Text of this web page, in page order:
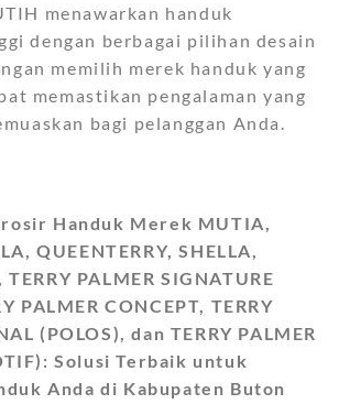
menawarkan handuk
dengan berbagai pilihan desain
memilih merek handuk yang
memastikan pengalaman yang
bagi pelanggan Anda.
Handuk Merek MUTIA,
QUEENTERRY, SHELLA,
TERRY PALMER SIGNATURE
PALMER CONCEPT, TERRY
(POLOS), dan TERRY PALMER
Solusi Terbaik untuk
Anda di Kabupaten Buton